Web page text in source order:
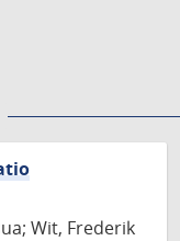
Wit, Frederik